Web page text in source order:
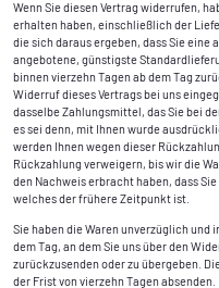
Wenn Sie diesen Vertrag widerrufen,
erhalten haben, einschließlich der
die sich daraus ergeben, dass Sie eine
angebotene, günstigste
binnen vierzehn Tagen ab dem Tag
Widerruf dieses Vertrags bei uns
dasselbe Zahlungsmittel, das Sie bei
es sei denn, mit Ihnen wurde
werden Ihnen wegen dieser
Rückzahlung verweigern, bis wir die
den Nachweis erbracht haben, dass
welches der frühere Zeitpunkt ist.
Sie haben die Waren unverzüglich und
dem Tag, an dem Sie uns über den
zurückzusenden oder zu übergeben.
der Frist von vierzehn Tagen absenden.